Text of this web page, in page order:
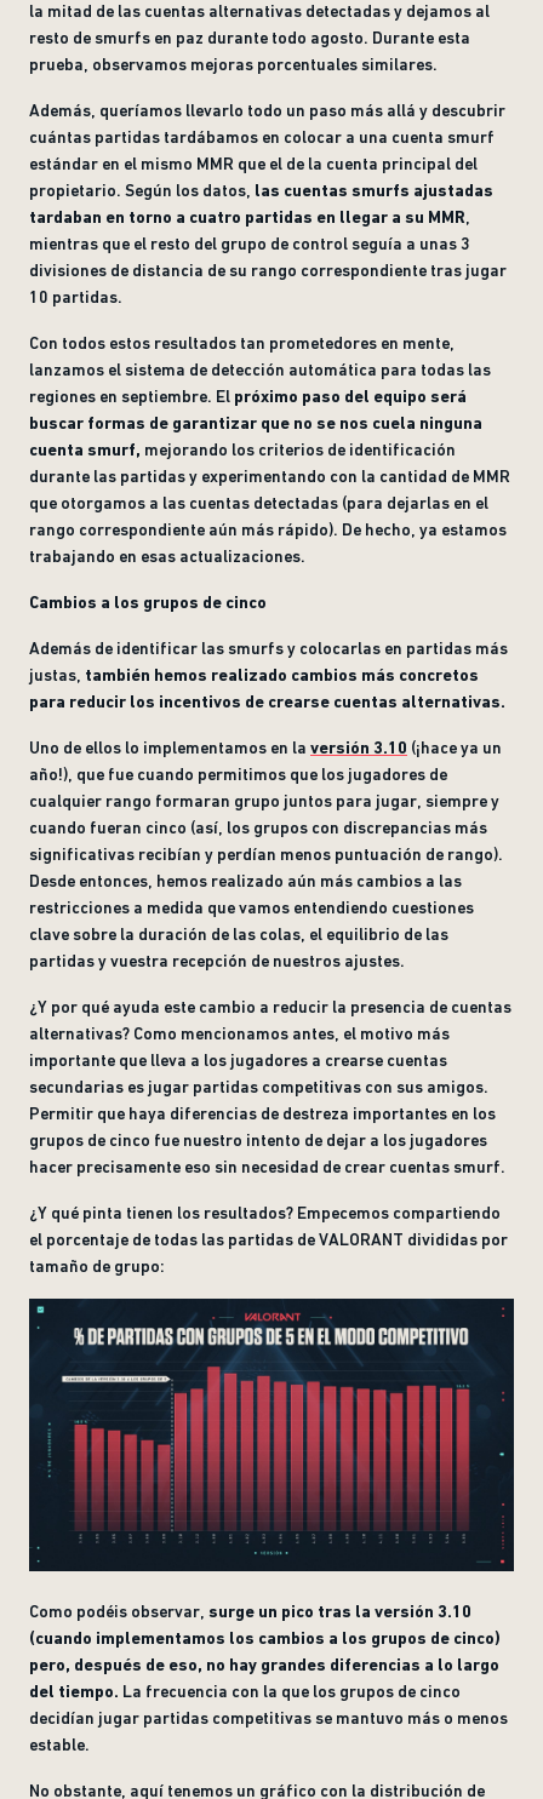
la mitad de las cuentas alternativas detectadas y dejamos al
resto de smurfs en paz durante todo agosto. Durante esta
prueba, observamos mejoras porcentuales similares.
Además, queríamos llevarlo todo un paso más allá y descubrir
cuántas partidas tardábamos en colocar a una cuenta smurf
estándar en el mismo MMR que el de la cuenta principal del
propietario. Según los datos, las cuentas smurfs ajustadas
tardaban en torno a cuatro partidas en llegar a su MMR
mientras que el resto del grupo de control seguía a unas 3
divisiones de distancia de su rango correspondiente tras jugar
10 partidas.
Con todos estos resultados tan prometedores en mente,
lanzamos el sistema de detección automática para todas las
regiones en septiembre. El próximo paso del equipo será
buscar formas de garantizar que no se nos cuela ninguna
cuenta smurf, mejorando los criterios de identificación
durante las partidas y experimentando con la cantidad de MMR
que otorgamos a las cuentas detectadas (para dejarlas en el
rango correspondiente aún más rápido). De hecho, ya estamos
trabajando en esas actualizaciones.
Cambios a los grupos de cinco
Además de identificar las smurfs y colocarlas en partidas más
justas, también hemos realizado cambios más concretos
para reducir los incentivos de crearse cuentas alternativas.
Uno de ellos lo implementamos en la versión 3.10 (¡hace ya un
año!), que fue cuando permitimos que los jugadores de
cualquier rango formaran grupo juntos para jugar, siempre y
cuando fueran cinco (así, los grupos con discrepancias más
significativas recibían y perdían menos puntuación de rango).
Desde entonces, hemos realizado aún más cambios a las
restricciones a medida que vamos entendiendo cuestiones
clave sobre la duración de las colas, el equilibrio de las
partidas y vuestra recepción de nuestros ajustes.
¿Y por qué ayuda este cambio a reducir la presencia de cuentas
alternativas? Como mencionamos antes, el motivo más
importante que lleva a los jugadores a crearse cuentas
secundarias es jugar partidas competitivas con sus amigos.
Permitir que haya diferencias de destreza importantes en los
grupos de cinco fue nuestro intento de dejar a los jugadores
hacer precisamente eso sin necesidad de crear cuentas smurf.
¿Y qué pinta tienen los resultados? Empecemos compartiendo
el porcentaje de todas las partidas de VALORANT divididas por
tamaño de grupo:
Como podéis observar, surge un pico tras la versión 3.10
(cuando implementamos los cambios a los grupos de cinco)
pero, después de eso, no hay grandes diferencias a lo largo
del tiempo. La frecuencia con la que los grupos de cinco
decidían jugar partidas competitivas se mantuvo más o menos
estable.
No obstante, aquí tenemos un gráfico con la distribución de